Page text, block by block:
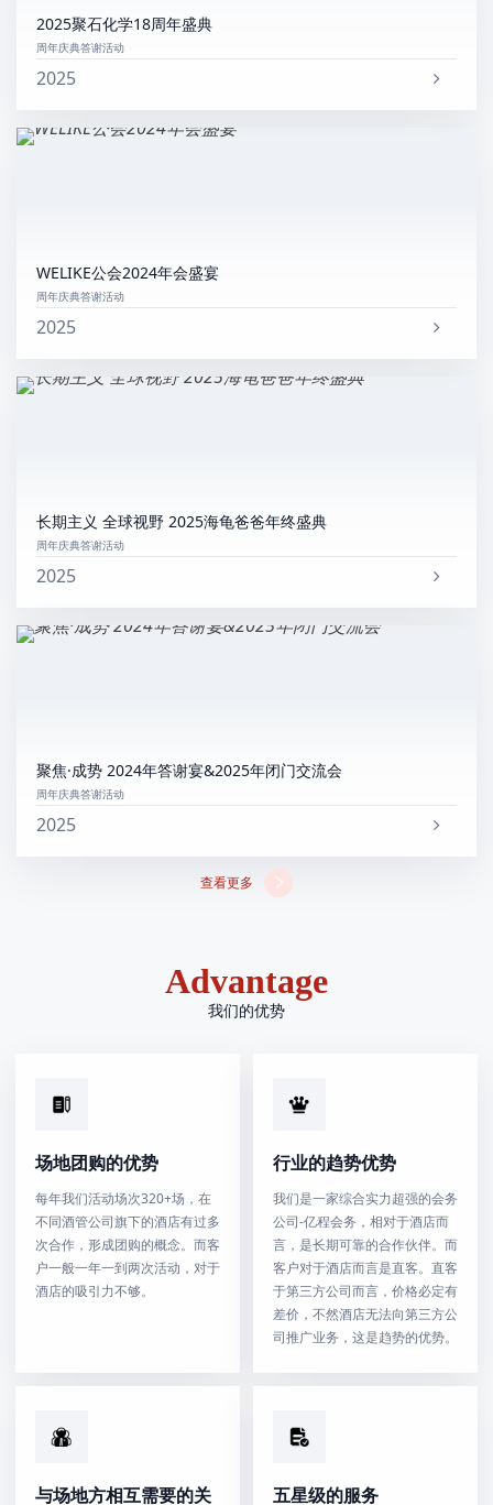
2025聚石化学18周年盛典
周年庆典答谢活动
2025
WELIKE公会2024年会盛宴
周年庆典答谢活动
2025
长期主义 全球视野 2025海龟爸爸年终盛典
周年庆典答谢活动
2025
聚焦·成势 2024年答谢宴&2025年闭门交流会
周年庆典答谢活动
2025
查看更多
Advantage
我们的优势
场地团购的优势
每年我们活动场次320+场，在
不同酒管公司旗下的酒店有过多
次合作，形成团购的概念。而客
户一般一年一到两次活动，对于
酒店的吸引力不够。
行业的趋势优势
我们是一家综合实力超强的会务
公司-亿程会务，相对于酒店而
言，是长期可靠的合作伙伴。而
客户对于酒店而言是直客。直客
于第三方公司而言，价格必定有
差价，不然酒店无法向第三方公
司推广业务，这是趋势的优势。
与场地方相互需要的关
五星级的服务